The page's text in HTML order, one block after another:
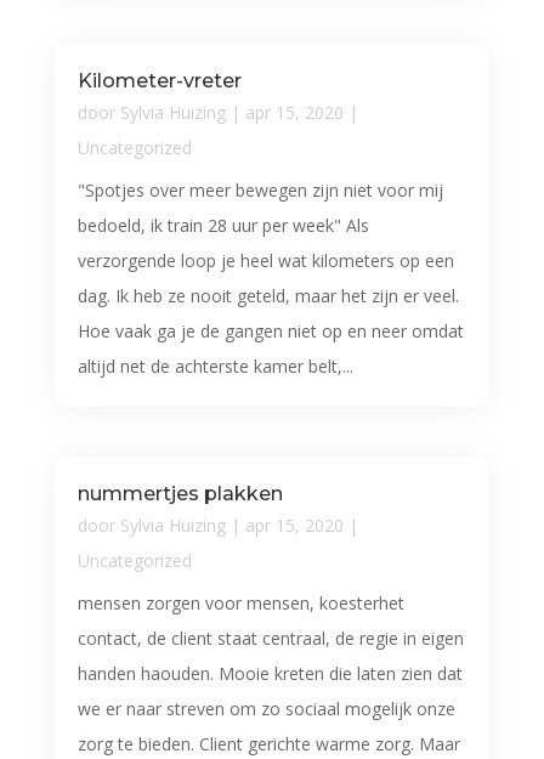
Kilometer-vreter
door Sylvia Huizing| apr 15, 2020 |
Uncategorized
"Spotjes over meer bewegen zijn niet voor mij
bedoeld, ik train 28 uur per week" Als
verzorgende loop je heel wat kilometers op een
dag. Ik heb ze nooit geteld, maar het zijn er veel.
Hoe vaak ga je de gangen niet op en neer omdat
altijd net de achterste kamer belt,...
nummertjes plakken
door Sylvia Huizing| apr 15, 2020 |
Uncategorized
mensen zorgen voor mensen, koesterhet
contact, de client staat centraal, de regie in eigen
handen haouden. Mooie kreten die laten zien dat
we er naar streven om zo sociaal mogelijk onze
zorg te bieden. Client gerichte warme zorg. Maar